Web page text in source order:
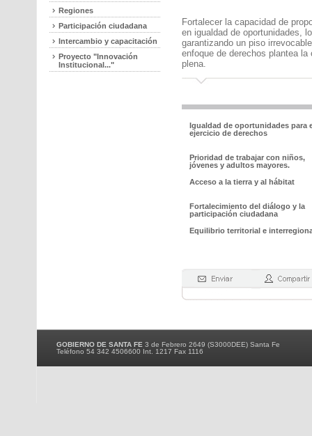
Regiones
Participación ciudadana
Intercambio y capacitación
Proyecto "Innovación
Institucional..."
Fortalecer la capacidad de
en igualdad de oportunidades,
garantizando un piso
enfoque de derechos plantea
plena.
Igualdad de oportunidades para
ejercicio de derechos
Prioridad de trabajar con niños,
jóvenes y adultos mayores.
Acceso a la tierra y al hábitat
Fortalecimiento del diálogo y la
participación ciudadana
Equilibrio territorial e
GOBIERNO DE SANTA FE 3 de Febrero 2649 (S3000DEE) Santa Fe
Teléfono 54 342 4506600 Int. 1217 Fax 1116